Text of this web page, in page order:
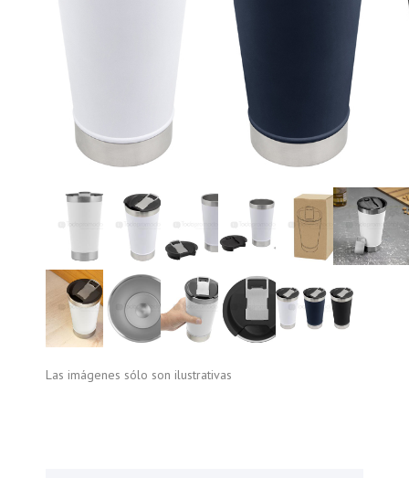
Las imágenes sólo son ilustrativas